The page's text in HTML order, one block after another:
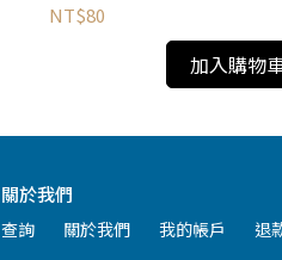
NT$80
加入購物
關於我們
查詢 關於我們 我的帳戶 退